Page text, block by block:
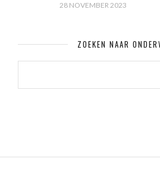
28 NOVEMBER 2023
ZOEKEN NAAR
ZOEKEN